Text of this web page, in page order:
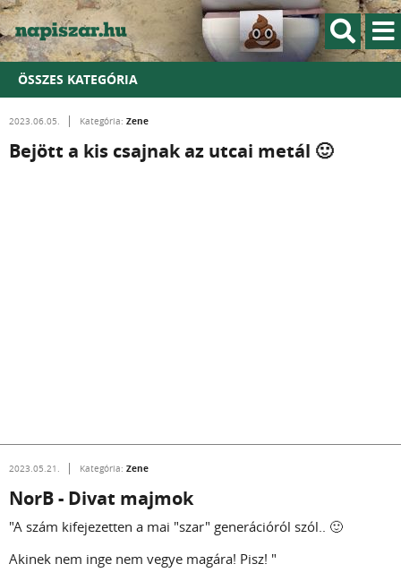
ÖSSZES KATEGÓRIA
2023.06.05. Kategória: Zene
Bejött a kis csajnak az utcai metál 🙂
2023.05.21. Kategória: Zene
NorB - Divat majmok
"A szám kifejezetten a mai "szar" generációról szól.. 🙂
Akinek nem inge nem vegye magára! Pisz! "